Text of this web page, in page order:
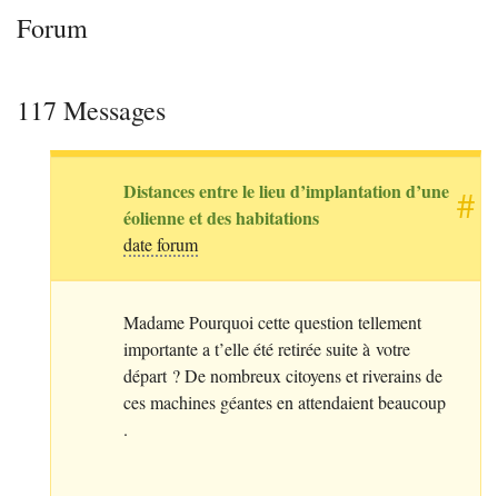
Forum
117 Messages
#
Distances entre le lieu d’implantation d’une
éolienne et des habitations
date forum
Madame Pourquoi cette question tellement
importante a t’elle été retirée suite à votre
départ ? De nombreux citoyens et riverains de
ces machines géantes en attendaient beaucoup
.